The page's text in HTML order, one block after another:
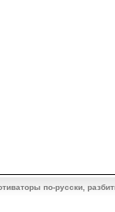
по-русски,